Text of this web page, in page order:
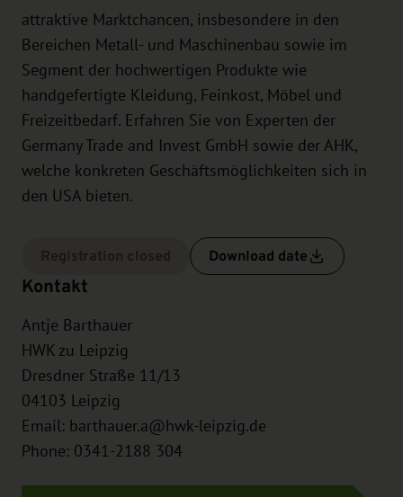
attraktive Marktchancen, insbesondere in den
Bereichen Metall- und Maschinenbau sowie im
Segment der hochwertigen Produkte wie
handgefertigte Kleidung, Feinkost, Möbel und
Freizeitbedarf. Erfahren Sie von Experten der
Germany Trade and Invest GmbH sowie der AHK,
welche konkreten Geschäftsmöglichkeiten sich in
den USA bieten.
Download date
Kontakt
Antje Barthauer
HWK zu Leipzig
Dresdner Straße 11/13
04103 Leipzig
Email: barthauer.a@hwk-leipzig.de
Phone: 0341-2188 304